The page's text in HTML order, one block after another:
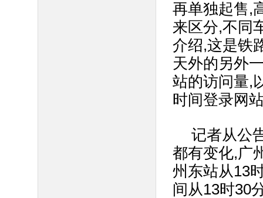
再单独起售,
来区分,不同
介绍,这是铁
天外的另外
站的访问量,
时间登录网
记者从公
都有变化,广
州东站从13
间从13时30